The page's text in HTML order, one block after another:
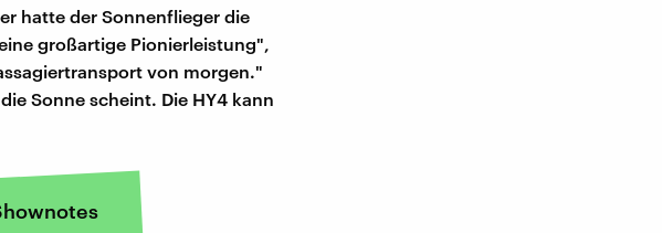
hatte der Sonnenflieger die
großartige Pionierleistung",
von morgen."
Sonne scheint. Die HY4 kann